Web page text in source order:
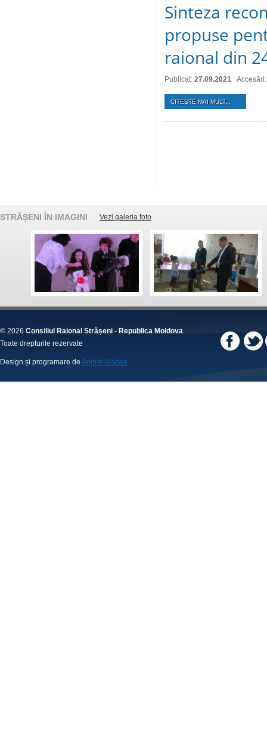
Sinteza
propuse
raional din
Publicat: 27.09.2021
CITEŞTE MAI MULT...
STRĂȘENI ÎN IMAGINI Vezi galeria foto
© 2026 Consiliul Raional Strășeni - Republica Moldova
Toate drepturile rezervate
Design și programare de Andrei Madan